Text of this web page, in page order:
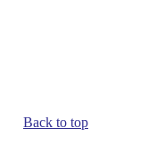
Back to top